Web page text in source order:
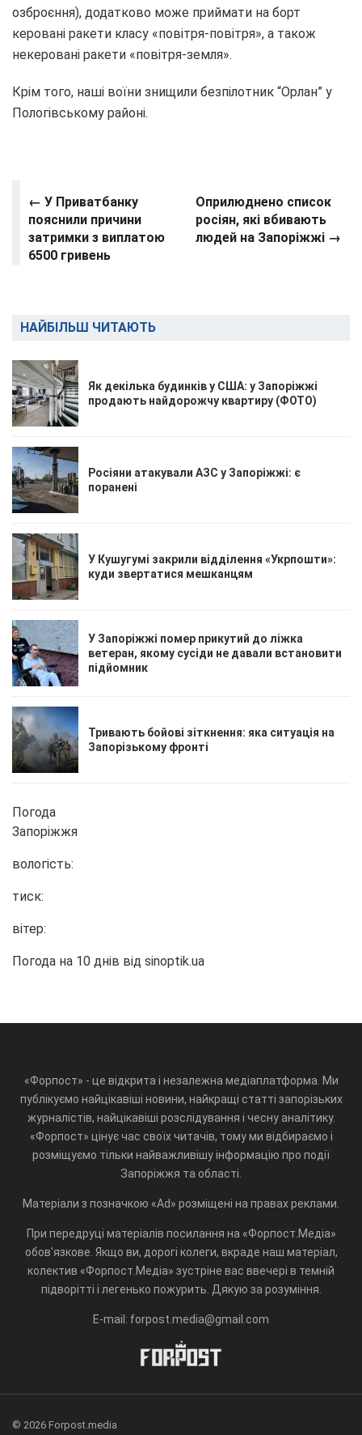
озброєння), додатково може приймати на борт
керовані ракети класу «повітря-повітря», а також
некеровані ракети «повітря-земля».
Крім того, наші воїни знищили безпілотник “Орлан” у
Пологівському районі.
← У Приватбанку
пояснили причини
затримки з виплатою
6500 гривень
Оприлюднено список
росіян, які вбивають
людей на Запоріжжі →
НАЙБІЛЬШ ЧИТАЮТЬ
Як декілька будинків у США: у Запоріжжі
продають найдорожчу квартиру (ФОТО)
Росіяни атакували АЗС у Запоріжжі: є
поранені
У Кушугумі закрили відділення «Укрпошти»:
куди звертатися мешканцям
У Запоріжжі помер прикутий до ліжка
ветеран, якому сусіди не давали встановити
підйомник
Тривають бойові зіткнення: яка ситуація на
Запорізькому фронті
Погода
Запоріжжя
вологість:
тиск:
вітер:
Погода на 10 днів від sinoptik.ua
«Форпост» - це відкрита і незалежна медіаплатформа. Ми
публікуємо найцікавіші новини, найкращі статті запорізьких
журналістів, найцікавіші розслідування і чесну аналітику.
«Форпост» цінує час своїх читачів, тому ми відбираємо і
розміщуємо тільки найважливішу інформацію про події
Запоріжжя та області.
Матеріали з позначкою «Ad» розміщені на правах реклами.
При передруці матеріалів посилання на «Форпост.Медіа»
обов'язкове. Якщо ви, дорогі колеги, вкраде наш матеріал,
колектив «Форпост.Медіа» зустріне вас ввечері в темній
підворітті і легенько пожурить. Дякую за розуміння.
E-mail: forpost.media@gmail.com
© 2026 Forpost.media